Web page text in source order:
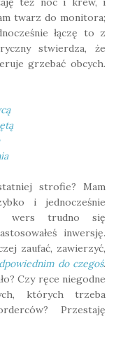
twarz do monitora;
łączę to z
stwierdza, że
grzebać obcych.
strofie? Mam
i jednocześnie
wers trudno się
inwersję.
zaufać, zawierzyć,
do czegoś.
Czy ręce niegodne
których trzeba
Przestaję